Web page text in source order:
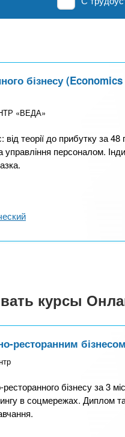
бізнесу
«ВЕДА»
від теорії до прибутку за
управління персоналом.
курсы
ресторанним бізнесом
бізнесу за 3
в соцмережах. Диплом